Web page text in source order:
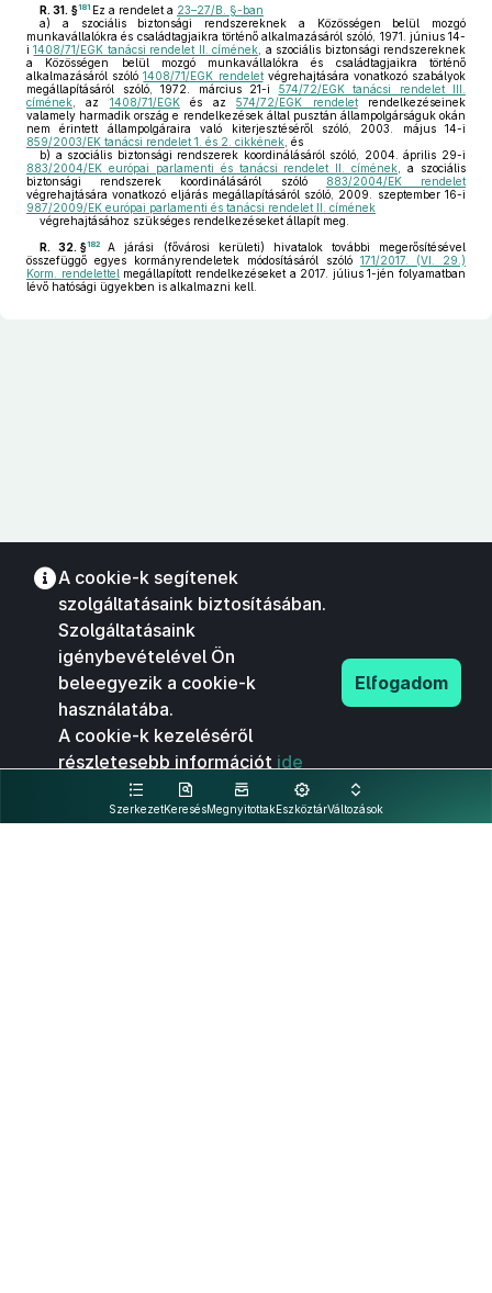
R. 31. §181 Ez a rendelet a 23–27/B. §-ban
a) a szociális biztonsági rendszereknek a Közösségen belül mozgó
munkavállalókra és családtagjaikra történő alkalmazásáról szóló, 1971. június 14-
i1408/71/EGK tanácsi rendelet II. címének , a szociális biztonsági rendszereknek
a Közösségen belül mozgó munkavállalókra és családtagjaikra történő
alkalmazásáról szóló1408/71/EGK rendeletvégrehajtására vonatkozó szabályok
megállapításáról szóló, 1972. március 21-i 574/72/EGK tanácsi rendelet III.
címének , az 1408/71/EGKés az574/72/EGK rendeletrendelkezéseinek
valamely harmadik ország e rendelkezések által pusztán állampolgárságuk okán
nem érintett állampolgáraira való kiterjesztéséről szóló, 2003. május 14-i
859/2003/EK tanácsi rendelet 1. és 2. cikkének , és
b) a szociális biztonsági rendszerek koordinálásáról szóló, 2004. április 29-i
883/2004/EK európai parlamenti és tanácsi rendelet II. címének , a szociális
biztonsági rendszerek koordinálásáról szóló 883/2004/EK rendelet
végrehajtására vonatkozó eljárás megállapításáról szóló, 2009. szeptember 16-i
987/2009/EK európai parlamenti és tanácsi rendelet II. címének
végrehajtásához szükséges rendelkezéseket állapít meg.
R. 32. §182
A járási (fővárosi kerületi) hivatalok további megerősítésével
összefüggő egyes kormányrendeletek módosításáról szóló 171/2017. (VI. 29.)
Korm. rendelettel megállapított rendelkezéseket a 2017. július 1-jén folyamatban
lévő hatósági ügyekben is alkalmazni kell.
SzerkezetKeresésMegnyitottakEszköztárVáltozások
A cookie-k segítenek
szolgáltatásaink biztosításában.
Szolgáltatásaink
igénybevételével Ön
beleegyezik a cookie-k
használatába.
A cookie-k kezeléséről
részletesebb információt ide
kattintva olvashat.
Elfogadom